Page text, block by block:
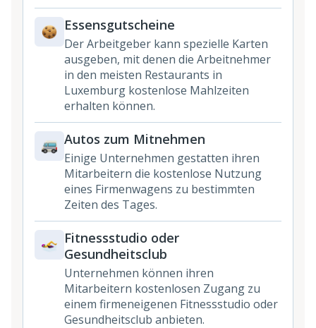
Essensgutscheine
Der Arbeitgeber kann spezielle Karten
ausgeben, mit denen die Arbeitnehmer
in den meisten Restaurants in
Luxemburg kostenlose Mahlzeiten
erhalten können.
Autos zum Mitnehmen
Einige Unternehmen gestatten ihren
Mitarbeitern die kostenlose Nutzung
eines Firmenwagens zu bestimmten
Zeiten des Tages.
Fitnessstudio oder
Gesundheitsclub
Unternehmen können ihren
Mitarbeitern kostenlosen Zugang zu
einem firmeneigenen Fitnessstudio oder
Gesundheitsclub anbieten.